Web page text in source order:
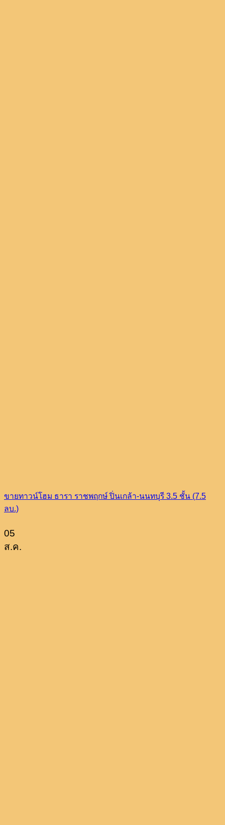
ขายทาวน์โฮม ธารา ราชพฤกษ์ ปิ่นเกล้า-นนทบุรี 3.5 ชั้น (7.5
ลบ.)
05
ส.ค.